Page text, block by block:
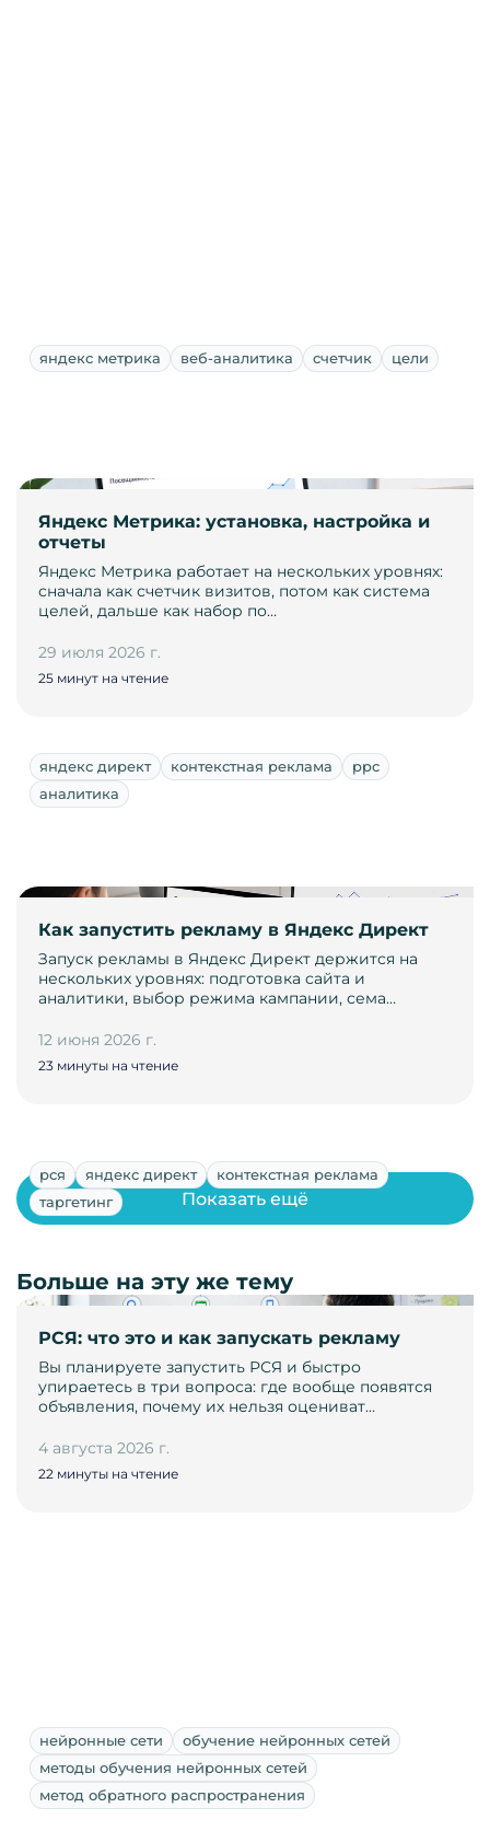
яндекс метрика веб-аналитика счетчик цели
Яндекс Метрика: установка, настройка и
отчеты
Яндекс Метрика работает на нескольких уровнях:
сначала как счетчик визитов, потом как система
целей, дальше как набор по…
29 июля 2026 г.
25 минут на чтение
яндекс директ контекстная реклама
ppc
аналитика
Как запустить рекламу в Яндекс Директ
Запуск рекламы в Яндекс Директ держится на
нескольких уровнях: подготовка сайта и
аналитики, выбор режима кампании, сема…
12 июня 2026 г.
23 минуты на чтение
рся яндекс директ
контекстная реклама
таргетинг
РСЯ: что это и как запускать рекламу
Вы планируете запустить РСЯ и быстро
упираетесь в три вопроса: где вообще появятся
объявления, почему их нельзя оцениват…
4 августа 2026 г.
22 минуты на чтение
Показать ещё
Больше на эту же тему
нейронные сети
обучение нейронных сетей
методы обучения нейронных сетей
метод обратного распространения